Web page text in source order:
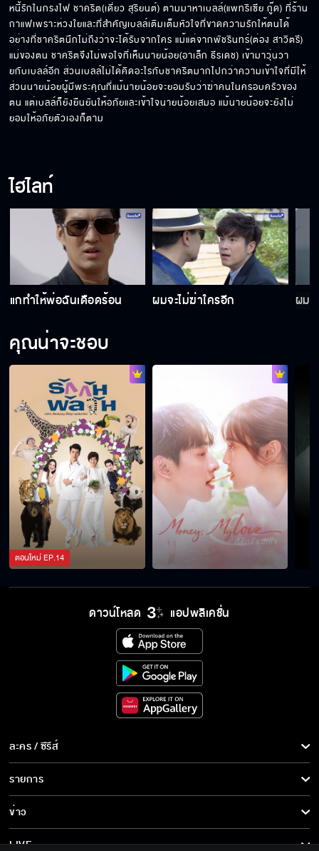
คนอย่างแกเป็นพ่อใครไม่ได้ทั้งนั้น !!!!
แกขโมยความบริสุทธิ์ของฉันไป
พี่ชายไม่มีส่วนเกี่ยวข้องใช่ไหม
เป็นทอมภาษาอะไรตุ๊กตาหมีเต็มเตียง
อย่ามายุ่งกับแฟนชาวบ้าน!!
รู้ไหมว่าเธอน่ารักตอนเมา
แค่จะทำวันนี้ให้ดีที่สุด
เรายังเป็นแฟนกันอยู่ใช่ไหม
หนี้รักในกรงไฟ ชาคริต(เดี่ยว สุริยนต์) ตามมาหาเบลล์(แพทริเซีย กู๊ด) ที่ร้าน
กาแฟเพราะห่วงใยและที่สำคัญเบลล์เติมเต็มหัวใจที่ขาดความรักให้ตนได้
อย่างที่ชาคริตนึกไม่ถึงว่าจะได้รับจากใคร แม้แต่จากพัชรินทร์(ต่อง สาวิตรี)
แม่ของตน ชาคริตจึงไม่พอใจที่เห็นนายน้อย(อาเล็ก ธีรเดช) เข้ามาวุ่นวา
ยกับเบลล์อีก ส่วนเบลล์ไม่ได้คิดอะไรกับชาคริตมากไปกว่าความเข้าใจที่มีให้
ส่วนนายน้อยผู้มีพระคุณที่แม้นายน้อยจะยอมรับว่าฆ่าคนในครอบครัวของ
ตน แต่เบลล์ก็ยังยืนยันให้อภัยและเข้าใจนายน้อยเสมอ แม้นายน้อยจะยังไม่
ยอมให้อภัยตัวเองก็ตาม
ไฮไลท์
แกทำให้พ่อฉันเดือดร้อน ผมจะไม่ฆ่าใครอีก ผมไ
คุณน่าจะชอบ
ตอนใหม่EP.14
ดาวน์โหลด แอปพลิเคชั่น
ละคร / ซีรีส์
ละคร/ซีรีส์
ซีรีส์นานาชาติ
การ์ตูน & เกม
รายการ
รายการทั้งหมด
ข่าว
ข่าวทั้งหมด
LIVE